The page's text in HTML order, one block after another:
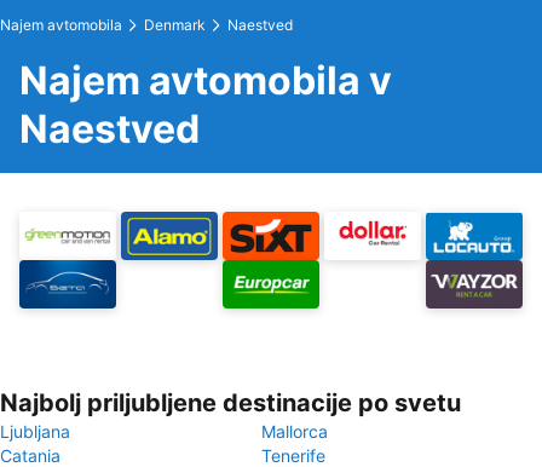
Najem avtomobila Denmark Naestved
Najem avtomobila v
Naestved
Najbolj priljubljene destinacije po svetu
Ljubljana
Mallorca
Catania
Tenerife